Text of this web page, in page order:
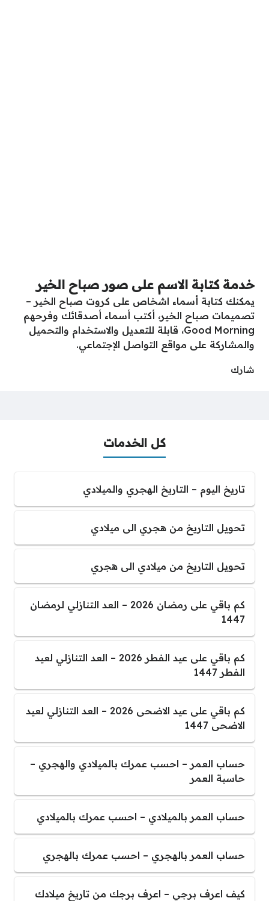
خدمة كتابة الاسم على صور صباح الخير
يمكنك كتابة أسماء اشخاص على كروت صباح الخير –
تصميمات صباح الخير، أكتب أسماء أصدقائك وفرحهم
Good Morning، قابلة للتعديل والاستخدام والتحميل
والمشاركة على مواقع التواصل الإجتماعي.
شارك
كل الخدمات
تاريخ اليوم – التاريخ الهجري والميلادي
تحويل التاريخ من هجري الى ميلادي
تحويل التاريخ من ميلادي الى هجري
كم باقي على رمضان 2026 – العد التنازلي لرمضان
1447
كم باقي على عيد الفطر 2026 – العد التنازلي لعيد
الفطر 1447
كم باقي على عيد الاضحى 2026 – العد التنازلي لعيد
الاضحى 1447
حساب العمر – احسب عمرك بالميلادي والهجري –
حاسبة العمر
حساب العمر بالميلادي – احسب عمرك بالميلادي
حساب العمر بالهجري – احسب عمرك بالهجري
كيف اعرف برجي – اعرف برجك من تاريخ ميلادك